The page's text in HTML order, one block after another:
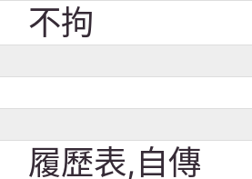
不拘
履歷表,自傳